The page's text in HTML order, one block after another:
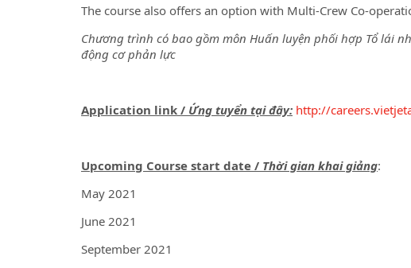
The course also offers an option with Multi-Crew Co-
Chương trình có bao gồm môn Huấn luyện phối hợp Tổ lái
động cơ phản lực
Application link / Ứng tuyển tại đây: http://
Upcoming Course start date / Thời gian khai giảng:
May 2021
June 2021
September 2021